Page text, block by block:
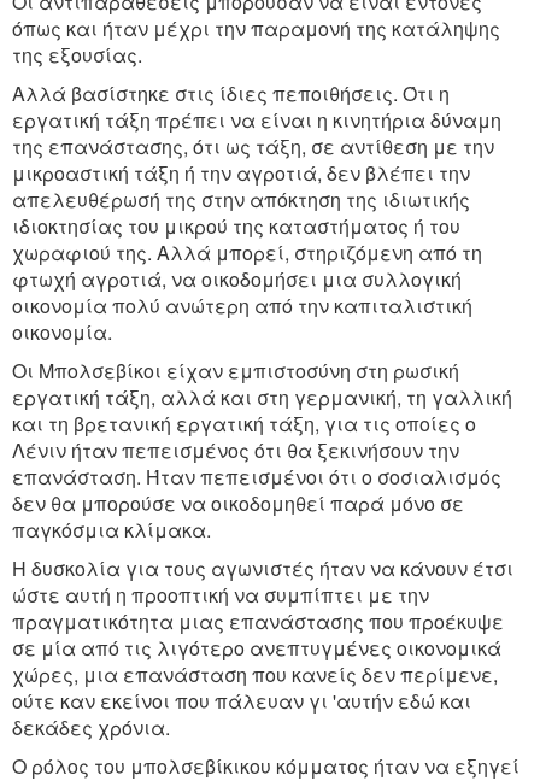
όπως και ήταν μέχρι την παραμονή της κατάληψης
της εξουσίας.
Αλλά βασίστηκε στις ίδιες πεποιθήσεις. Ότι η
εργατική τάξη πρέπει να είναι η κινητήρια δύναμη
της επανάστασης, ότι ως τάξη, σε αντίθεση με την
μικροαστική τάξη ή την αγροτιά, δεν βλέπει την
απελευθέρωσή της στην απόκτηση της ιδιωτικής
ιδιοκτησίας του μικρού της καταστήματος ή του
χωραφιού της. Αλλά μπορεί, στηριζόμενη από τη
φτωχή αγροτιά, να οικοδομήσει μια συλλογική
οικονομία πολύ ανώτερη από την καπιταλιστική
οικονομία.
Οι Μπολσεβίκοι είχαν εμπιστοσύνη στη ρωσική
εργατική τάξη, αλλά και στη γερμανική, τη γαλλική
και τη βρετανική εργατική τάξη, για τις οποίες ο
Λένιν ήταν πεπεισμένος ότι θα ξεκινήσουν την
επανάσταση. Ήταν πεπεισμένοι ότι ο σοσιαλισμός
δεν θα μπορούσε να οικοδομηθεί παρά μόνο σε
παγκόσμια κλίμακα.
Η δυσκολία για τους αγωνιστές ήταν να κάνουν έτσι
ώστε αυτή η προοπτική να συμπίπτει με την
πραγματικότητα μιας επανάστασης που προέκυψε
σε μία από τις λιγότερο ανεπτυγμένες οικονομικά
χώρες, μια επανάσταση που κανείς δεν περίμενε,
ούτε καν εκείνοι που πάλευαν γι 'αυτήν εδώ και
δεκάδες χρόνια.
Ο ρόλος του μπολσεβίκικου κόμματος ήταν να εξηγεί